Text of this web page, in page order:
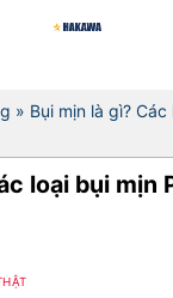
» Bụi mịn là gì?
loại bụi mịn